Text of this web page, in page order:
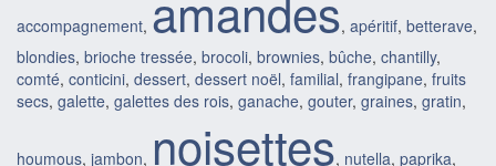
accompagnement, , apéritif, betterave,
blondies, brioche tressée, brocoli, brownies, bûche, chantilly,
comté, conticini, dessert, dessert noël, familial, frangipane, fruits
secs, galette, galettes des rois, ganache, gouter, graines, gratin,
houmous, jambon, noisettes, nutella, paprika,